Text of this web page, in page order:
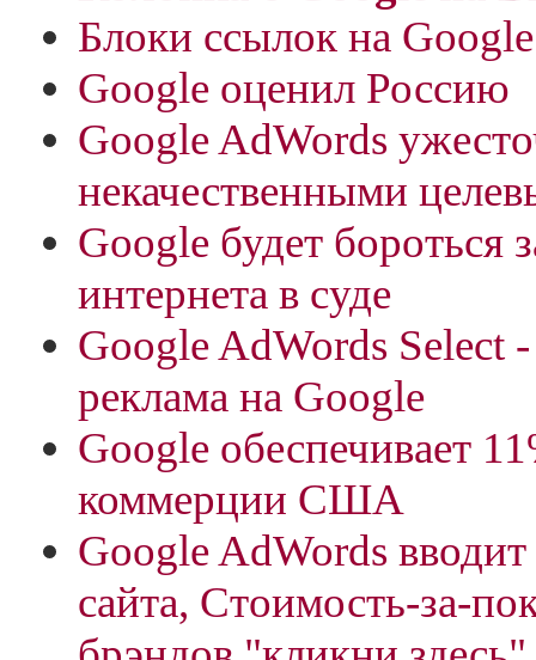
Блоки ссылок на
Google оценил Россию
Google AdWords
некачественными
Google будет бороться
интернета в суде
Google AdWords Select -
реклама на Google
Google обеспечивает
коммерции США
Google AdWords
сайта, Стоимость-за-